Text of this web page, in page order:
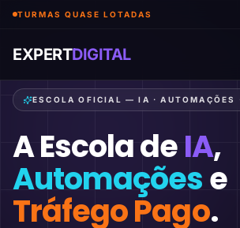
TURMAS QUASE LOTADAS
EXPERTDIGITAL
ESCOLA OFICIAL — IA · AUTOMAÇÕES
A Escola deIA,
Automaçõese
Tráfego Pago.